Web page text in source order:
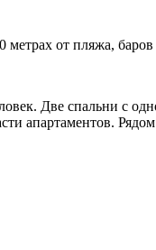
от пляжа, баров
Две спальни с
апартаментов.